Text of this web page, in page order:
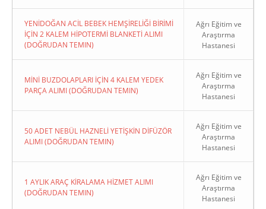
YENİDOĞAN ACİL BEBEK HEMŞİRELİĞİ BİRİMİ
İÇİN 2 KALEM HİPOTERMİ BLANKETİ ALIMI
(DOĞRUDAN TEMIN)
Ağrı Eğitim ve
Araştırma
Hastanesi
MİNİ BUZDOLAPLARI İÇİN 4 KALEM YEDEK
PARÇA ALIMI (DOĞRUDAN TEMIN)
Ağrı Eğitim ve
Araştırma
Hastanesi
50 ADET NEBÜL HAZNELİ YETİŞKİN DİFÜZÖR
ALIMI (DOĞRUDAN TEMIN)
Ağrı Eğitim ve
Araştırma
Hastanesi
1 AYLIK ARAÇ KİRALAMA HİZMET ALIMI
(DOĞRUDAN TEMIN)
Ağrı Eğitim ve
Araştırma
Hastanesi